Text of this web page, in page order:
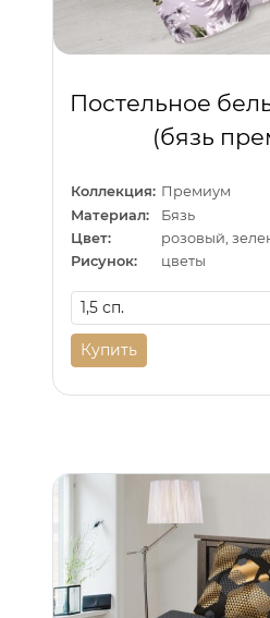
Постельное
(бязь
Коллекция: Премиум
Материал:
Бязь
Цвет:
розовый,
Рисунок:
цветы
Купить